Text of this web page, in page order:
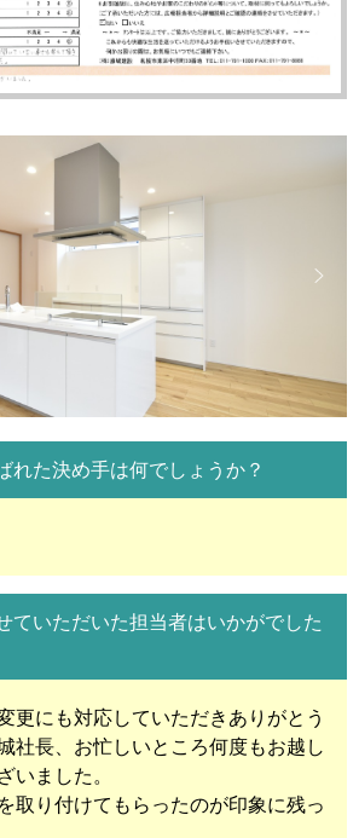
れた決め手は何でしょうか？
ていただいた担当者はいかがでした
更にも対応していただきありがとう
社長、お忙しいところ何度もお越し
いました。
取り付けてもらったのが印象に残っ